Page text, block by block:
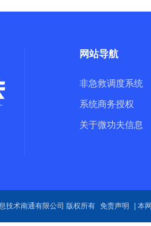
网站导航
非急救调度系统
系统商务授权
关于微功夫信息
技术南通有限公司 版权所有 免责声明 | 本